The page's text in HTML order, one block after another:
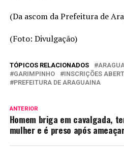
(Da ascom da Prefeitura de
(Foto: Divulgação)
TÓPICOS RELACIONADOS
GARIMPINHO
INSCRIÇÕES
PREFEITURA DE ARAGUAINA
ANTERIOR
Homem briga em cavalgada,
mulher e é preso após